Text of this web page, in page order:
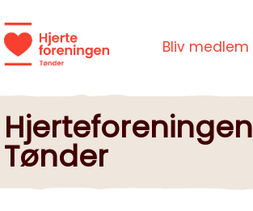
Bliv medlem
Hjerteforeningen
Tønder